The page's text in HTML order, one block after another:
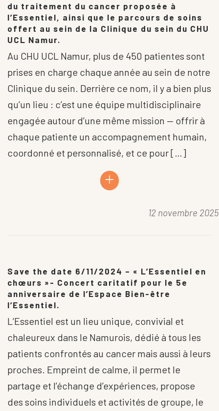
du traitement du cancer proposée à
l’Essentiel, ainsi que le parcours de soins
offert au sein de la Clinique du sein du CHU
UCL Namur.
Au CHU UCL Namur, plus de 450 patientes sont
prises en charge chaque année au sein de notre
Clinique du sein. Derrière ce nom, il y a bien plus
qu’un lieu : c’est une équipe multidisciplinaire
engagée autour d’une même mission — offrir à
chaque patiente un accompagnement humain,
coordonné et personnalisé, et ce pour […]
+
12 novembre 2025
Save the date 6/11/2024 – « L’Essentiel en
chœurs »- Concert caritatif pour le 5e
anniversaire de l’Espace Bien-être
l’Essentiel.
L’Essentiel est un lieu unique, convivial et
chaleureux dans le Namurois, dédié à tous les
patients confrontés au cancer mais aussi à leurs
proches. Empreint de calme, il permet le
partage et l’échange d’expériences, propose
des soins individuels et activités de groupe, le